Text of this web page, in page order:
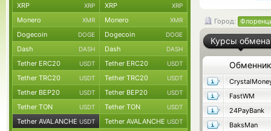
Город:
Курсы обмена
Обменник
FastWM
24PayBank
BaksMan
XRP XRP XRP XRP
Monero XMR Monero XMR
Dogecoin DOGE Dogecoin DOGE
Dash DASH Dash DASH
Tether ERC20 USDT Tether ERC20 USDT
Tether TRC20 USDT Tether TRC20 USDT
Tether BEP20 USDT Tether BEP20 USDT
Tether TON USDT Tether TON USDT
Tether AVALANCHE USDT Tether AVALANCHE USDT